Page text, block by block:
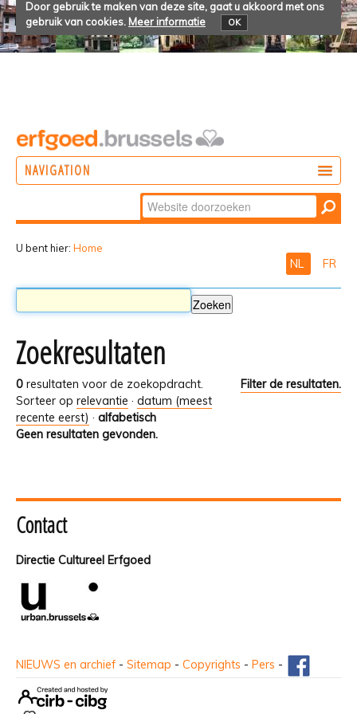
Door gebruik te maken van deze site, gaat u akkoord met ons
gebruik van cookies. Meer informatie OK
NAVIGATION
Zoek
Geavanceerd
U bent hier: Home
NL FR
Zoekresultaten
0 resultaten voor de zoekopdracht.
Filter de resultaten.
Sorteer op relevantie · datum (meest
recente eerst) · alfabetisch
Geen resultaten gevonden.
Contact
Directie Cultureel Erfgoed
NIEUWS en archief - Sitemap - Copyrights - Pers -